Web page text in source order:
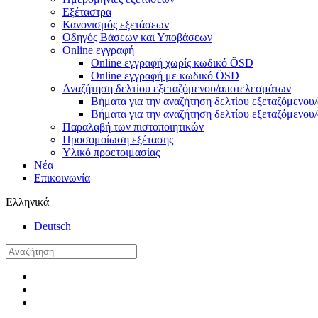
Εξέταστρα
Κανονισμός εξετάσεων
Οδηγός Βάσεων και Υποβάσεων
Online εγγραφή
Online εγγραφή χωρίς κωδικό ÖSD
Online εγγραφή με κωδικό ÖSD
Αναζήτηση δελτίου εξεταζόμενου/αποτελεσμάτων
Βήματα για την αναζήτηση δελτίου
Βήματα για την αναζήτηση δελτίου
Παραλαβή των πιστοποιητικών
Προσομοίωση εξέτασης
Υλικό προετοιμασίας
Νέα
Επικοινωνία
Ελληνικά
Deutsch